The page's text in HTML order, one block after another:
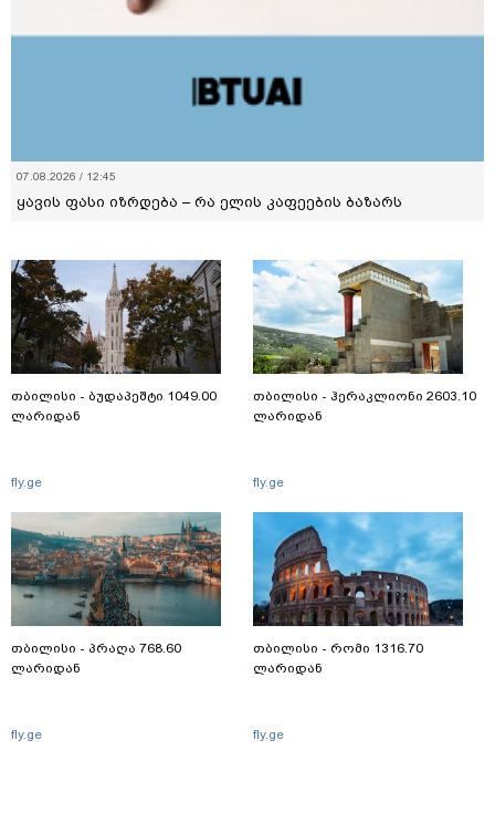
07.08.2026 / 12:45
ყავის ფასი იზრდება – რა ელის კაფეების ბაზარს
თბილისი - ბუდაპეშტი 1049.00
ლარიდან
fly.ge
თბილისი - პრაღა 768.60
ლარიდან
fly.ge
თბილისი - ჰერაკლიონი 2603.10
ლარიდან
fly.ge
თბილისი - რომი 1316.70
ლარიდან
fly.ge